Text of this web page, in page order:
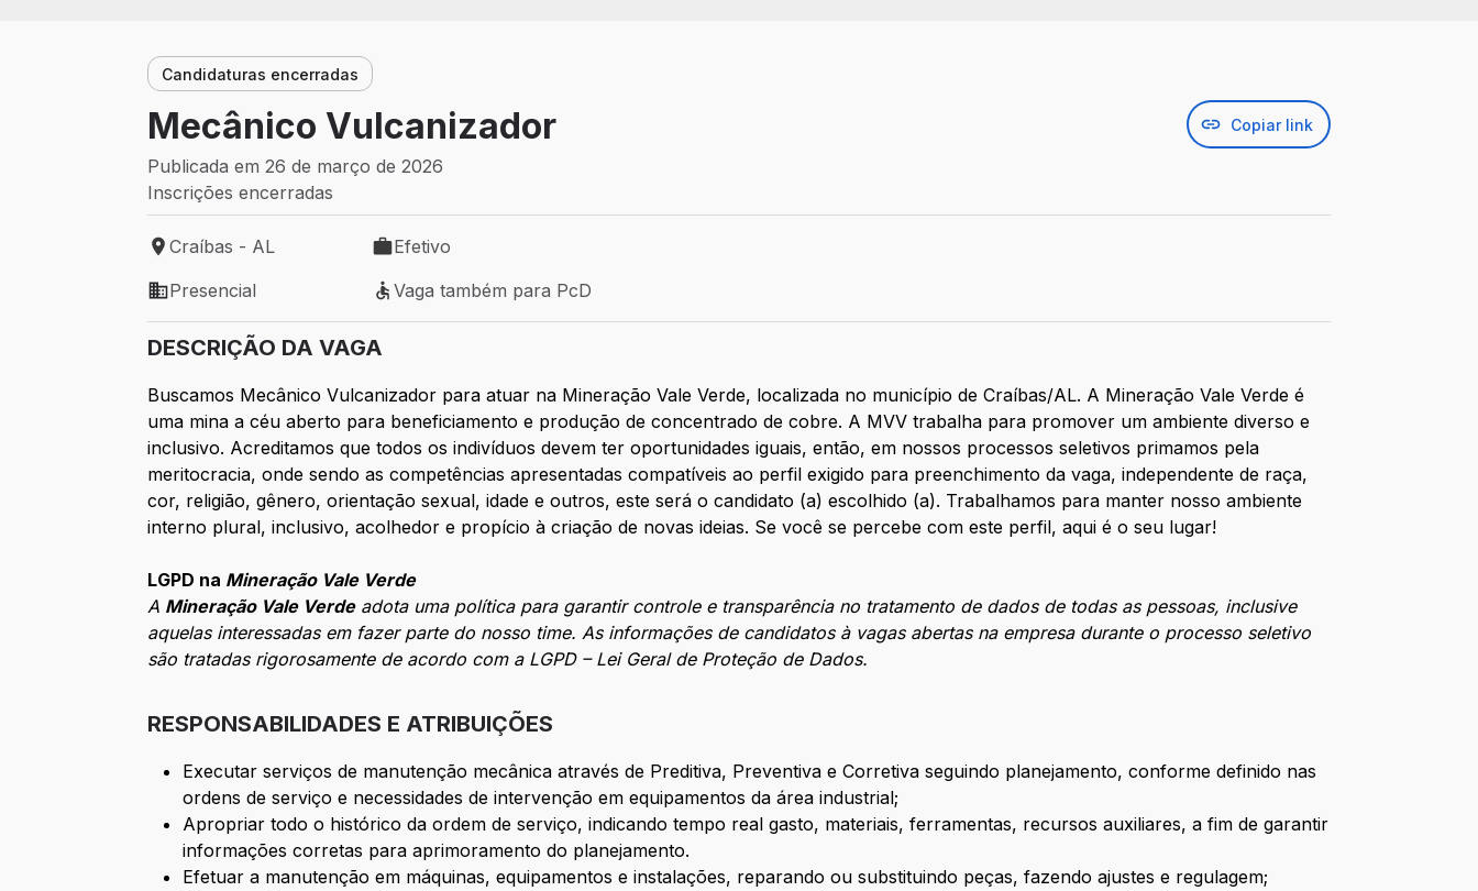
Candidaturas encerradas
Mecânico Vulcanizador Copiar link
Publicada em 26 de março de 2026
Inscrições encerradas
Local de trabalho: Craíbas - AL
Craíbas - AL
Tipo de vaga: Efetivo
Efetivo
Modelo de trabalho: Presencial
Presencial
Vaga também para PcD
Vaga também para PcD
DESCRIÇÃO DA VAGA
Buscamos Mecânico Vulcanizador para atuar na Mineração Vale Verde, localizada no município de Craíbas/AL. A Mineração Vale Verde é
uma mina a céu aberto para beneficiamento e produção de concentrado de cobre. A MVV trabalha para promover um ambiente diverso e
inclusivo. Acreditamos que todos os indivíduos devem ter oportunidades iguais, então, em nossos processos seletivos primamos pela
meritocracia, onde sendo as competências apresentadas compatíveis ao perfil exigido para preenchimento da vaga, independente de raça,
cor, religião, gênero, orientação sexual, idade e outros, este será o candidato (a) escolhido (a). Trabalhamos para manter nosso ambiente
interno plural, inclusivo, acolhedor e propício à criação de novas ideias. Se você se percebe com este perfil, aqui é o seu lugar!
LGPD na Mineração Vale Verde
A Mineração Vale Verdeadota uma política para garantir controle e transparência no tratamento de dados de todas as pessoas, inclusive
aquelas interessadas em fazer parte do nosso time. As informações de candidatos à vagas abertas na empresa durante o processo seletivo
são tratadas rigorosamente de acordo com a LGPD – Lei Geral de Proteção de Dados.
RESPONSABILIDADES E ATRIBUIÇÕES
Executar serviços de manutenção mecânica através de Preditiva, Preventiva e Corretiva seguindo planejamento, conforme definido nas
ordens de serviço e necessidades de intervenção em equipamentos da área industrial;
Apropriar todo o histórico da ordem de serviço, indicando tempo real gasto, materiais, ferramentas, recursos auxiliares, a fim de garantir
informações corretas para aprimoramento do planejamento.
Efetuar a manutenção em máquinas, equipamentos e instalações, reparando ou substituindo peças, fazendo ajustes e regulagem;